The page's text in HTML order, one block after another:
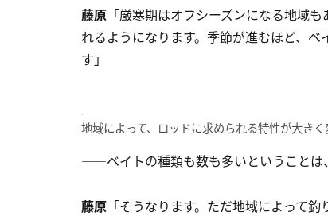
藤原 「厳寒期はオフシーズンになる地域
れるようになります。季節が進むほど、
す」
地域によって、ロッドに求められる特性が大き
――ベイトの種類も数も多いということは
藤原 「そうなります。ただ地域によって